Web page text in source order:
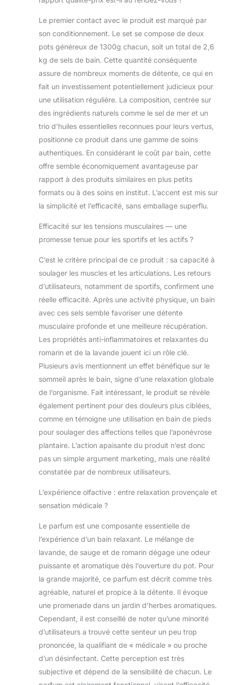
les articulations et
contient du sel
marin naturel et
du sel de
l'Himalaya, qui
force et beauté à
la peau, aux
cheveux et aux
ongles Le sel de
essentielles de
lavande, de sauge
et de romarin aide
à détendre le
corps et les
débarrasser des
ressourcer en
émotions
Remplissez-vous
de bonne humeur
et de bien-être
grâce aux sels de
bain aromatiques
aux huiles
essentielles
naturelles
Le premier contact avec le produit est marqué par
son conditionnement. Le set se compose de deux
pots généreux de 1300g chacun, soit un total de 2,6
kg de sels de bain. Cette quantité conséquente
assure de nombreux moments de détente, ce qui en
fait un investissement potentiellement judicieux pour
une utilisation régulière. La composition, centrée sur
des ingrédients naturels comme le sel de mer et un
trio d’huiles essentielles reconnues pour leurs vertus,
positionne ce produit dans une gamme de soins
authentiques. En considérant le coût par bain, cette
offre semble économiquement avantageuse par
rapport à des produits similaires en plus petits
formats ou à des soins en institut. L’accent est mis sur
la simplicité et l’efficacité, sans emballage superflu.
Efficacité sur les tensions musculaires — une
promesse tenue pour les sportifs et les actifs ?
C’est le critère principal de ce produit : sa capacité à
soulager les muscles et les articulations. Les retours
d’utilisateurs, notamment de sportifs, confirment une
réelle efficacité. Après une activité physique, un bain
avec ces sels semble favoriser une détente
musculaire profonde et une meilleure récupération.
Les propriétés anti-inflammatoires et relaxantes du
romarin et de la lavande jouent ici un rôle clé.
Plusieurs avis mentionnent un effet bénéfique sur le
sommeil après le bain, signe d’une relaxation globale
de l’organisme. Fait intéressant, le produit se révèle
également pertinent pour des douleurs plus ciblées,
comme en témoigne une utilisation en bain de pieds
pour soulager des affections telles que l’aponévrose
plantaire. L’action apaisante du produit n’est donc
pas un simple argument marketing, mais une réalité
constatée par de nombreux utilisateurs.
L’expérience olfactive : entre relaxation provençale et
sensation médicale ?
Le parfum est une composante essentielle de
l’expérience d’un bain relaxant. Le mélange de
lavande, de sauge et de romarin dégage une odeur
puissante et aromatique dès l’ouverture du pot. Pour
la grande majorité, ce parfum est décrit comme très
agréable, naturel et propice à la détente. Il évoque
une promenade dans un jardin d’herbes aromatiques.
Cependant, il est conseillé de noter qu’une minorité
d’utilisateurs a trouvé cette senteur un peu trop
prononcée, la qualifiant de « médicale » ou proche
d’un désinfectant. Cette perception est très
subjective et dépend de la sensibilité de chacun. Le